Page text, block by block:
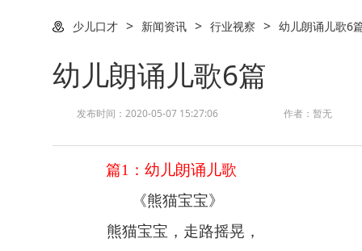
少儿口才 > 新闻资讯 > 行业视察 > 幼儿朗诵儿歌6
幼儿朗诵儿歌6篇
发布时间：2020-05-07 15:27:06 作者：暂无
篇1： 幼儿朗诵儿歌
《熊猫宝宝》
熊猫宝宝，走路摇晃 ，